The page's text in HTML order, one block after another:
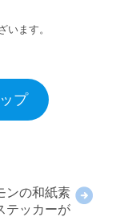
ます。
プ
ンの和紙素
テッカーが